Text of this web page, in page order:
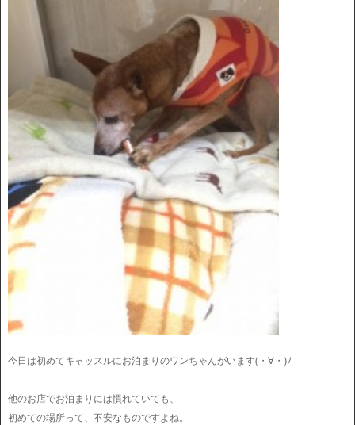
今日は初めてキャッスルにお泊まりのワンちゃんがいます(・∀・)ﾉ
他のお店でお泊まりには慣れていても、
初めての場所って、不安なものですよね。